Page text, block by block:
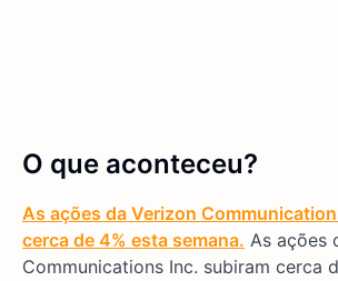
O que aconteceu?
As ações da Verizon
cerca de 4% esta semana. As ações
Communications Inc. subiram cerca